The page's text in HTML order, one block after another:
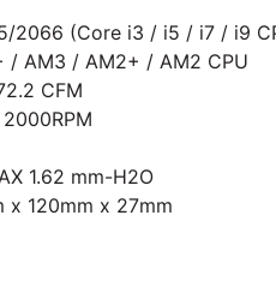
2066 (Core i3 / i5 / i7 / i9
/ AM3 / AM2+ / AM2 CPU
CFM
2000RPM
1.62 mm-H2O
x 120mm x 27mm